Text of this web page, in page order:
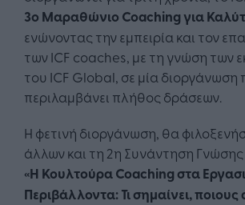
3ο Μαραθώνιο Coaching για
ενώνοντας την εμπειρία και τον
των ICF coaches, με τη γνώση των
του ICF Global, σε μία διοργάνωση
περιλαμβάνει πλήθος δράσεων.
Η φετινή διοργάνωση, θα
άλλων και τη 2η Συνάντηση Γνώσης
«Η Κουλτούρα Coaching στα
Περιβάλλοντα: Τι σημαίνει,